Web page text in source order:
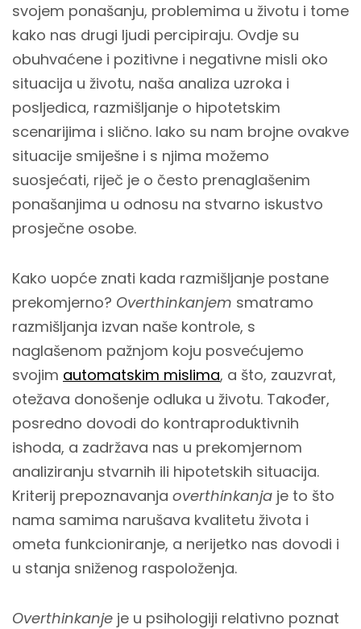
svojem ponašanju, problemima u životu i tome
kako nas drugi ljudi percipiraju. Ovdje su
obuhvaćene i pozitivne i negativne misli oko
situacija u životu, naša analiza uzroka i
posljedica, razmišljanje o hipotetskim
scenarijima i slično. Iako su nam brojne ovakve
situacije smiješne i s njima možemo
suosjećati, riječ je o često prenaglašenim
ponašanjima u odnosu na stvarno iskustvo
prosječne osobe.
Kako uopće znati kada razmišljanje postane
prekomjerno? Overthinkanjem smatramo
razmišljanja izvan naše kontrole, s
naglašenom pažnjom koju posvećujemo
svojim automatskim mislima, a što, zauzvrat,
otežava donošenje odluka u životu. Također,
posredno dovodi do kontraproduktivnih
ishoda, a zadržava nas u prekomjernom
analiziranju stvarnih ili hipotetskih situacija.
Kriterij prepoznavanja overthinkanja je to što
nama samima narušava kvalitetu života i
ometa funkcioniranje, a nerijetko nas dovodi i
u stanja sniženog raspoloženja.
Overthinkanje je u psihologiji relativno poznat